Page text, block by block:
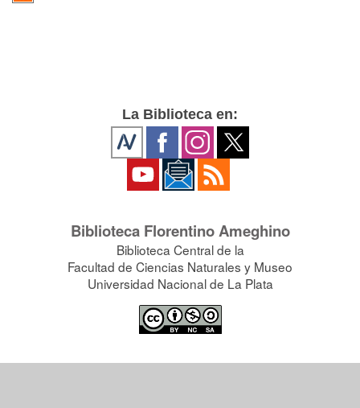
La Biblioteca en:
Biblioteca Florentino Ameghino
Biblioteca Central de la
Facultad de Ciencias Naturales y Museo
Universidad Nacional de La Plata